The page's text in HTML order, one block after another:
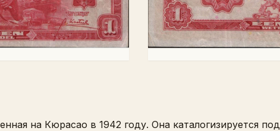
на Кюрасао в 1942 году. Она каталогизируется